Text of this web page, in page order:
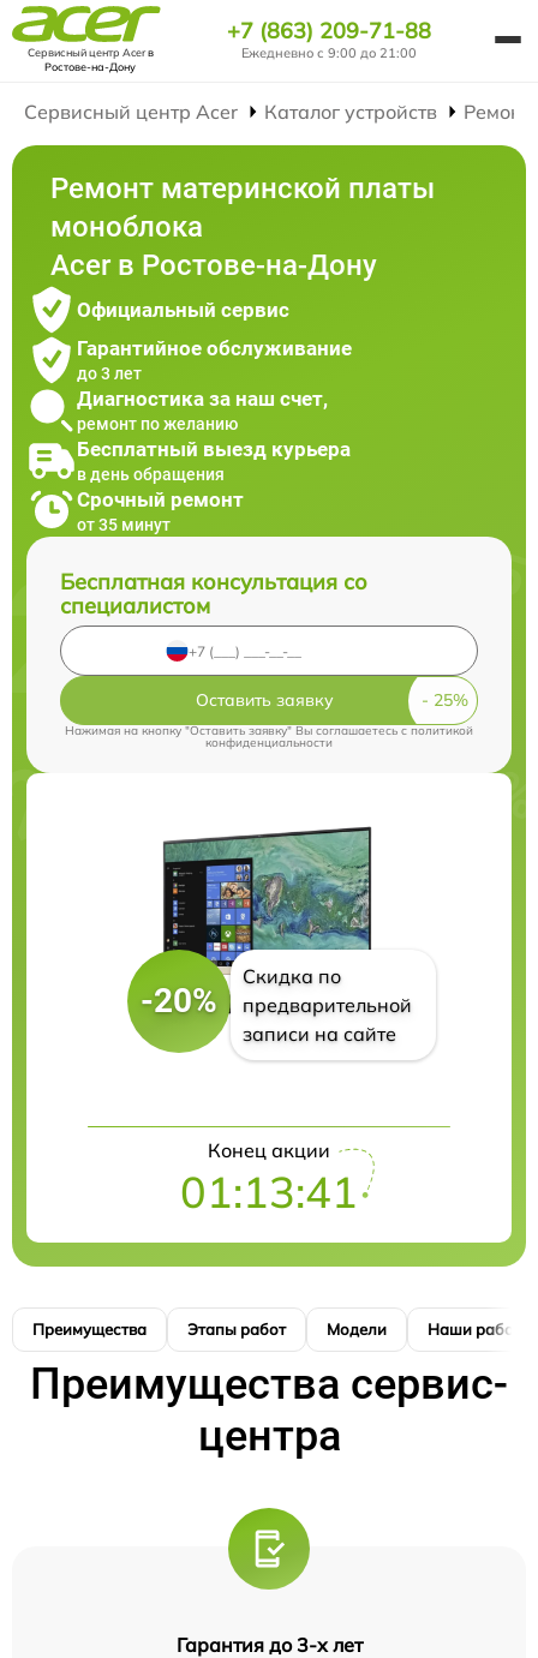
Сервисный центр Acerв
Ростове-на-Дону
+7 (863) 209-71-88
Ежедневно с 9:00 до 21:00
Сервисный центр Acer Каталог устройств Ремонт
Ремонт материнской платы
моноблока
Acer в Ростове-на-Дону
Официальный сервис
Гарантийное обслуживание
до 3 лет
Диагностика за наш счет,
ремонт по желанию
Бесплатный выезд курьера
в день обращения
Срочный ремонт
от 35 минут
Бесплатная консультация со
специалистом
Оставить заявку
Нажимая на кнопку "Оставить заявку" Вы соглашаетесь cполитикой
конфиденциальности
-20%
Скидка по
предварительной
записи на сайте
Конец акции
01:13:41
Преимущества Этапы работ Модели Наши работы
Преимущества сервис-
центра
Гарантия до 3-х лет